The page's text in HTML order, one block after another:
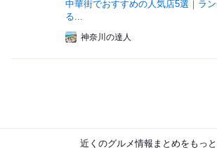
中華街でおすすめの人気店5選｜ラ
る...
神奈川の達人
近くのグルメ情報まとめをもっ